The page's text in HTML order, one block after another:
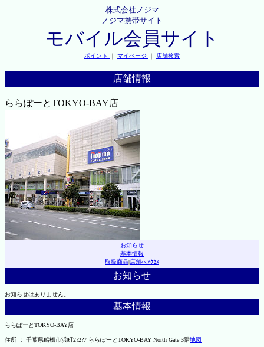
株式会社ノジマ
ノジマ携帯サイト
モバイル会員サイト
ポイント ｜ マイページ ｜ 店舗検索
店舗情報
ららぽーとTOKYO-BAY店
お知らせ
基本情報
取扱商品|店舗へｱｸｾｽ
お知らせ
お知らせはありません。
基本情報
ららぽーとTOKYO-BAY店
住所 ： 千葉県船橋市浜町2?2?7 ららぽーとTOKYO-BAY North Gate 3階地図